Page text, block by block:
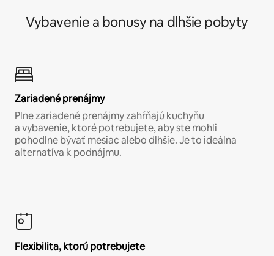
Vybavenie a bonusy na dlhšie pobyty
Zariadené prenájmy
Plne zariadené prenájmy zahŕňajú kuchyňu
a vybavenie, ktoré potrebujete, aby ste mohli
pohodlne bývať mesiac alebo dlhšie. Je to ideálna
alternatíva k podnájmu.
Flexibilita, ktorú potrebujete